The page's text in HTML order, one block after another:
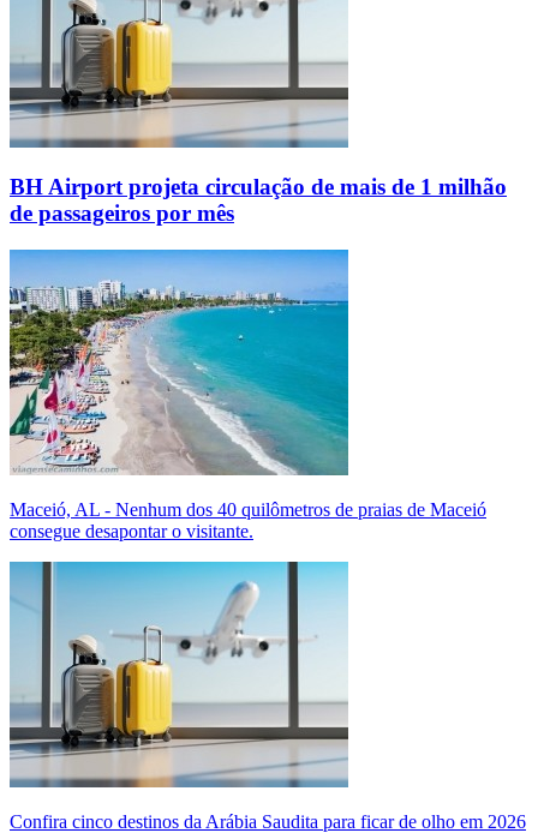
BH Airport projeta circulação de mais de 1 milhão
de passageiros por mês
Maceió, AL - Nenhum dos 40 quilômetros de praias de Maceió
consegue desapontar o visitante.
Confira cinco destinos da Arábia Saudita para ficar de olho em 2026